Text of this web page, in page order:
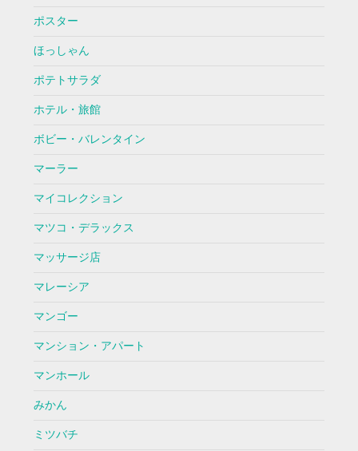
ポスター
ほっしゃん
ポテトサラダ
ホテル・旅館
ボビー・バレンタイン
マーラー
マイコレクション
マツコ・デラックス
マッサージ店
マレーシア
マンゴー
マンション・アパート
マンホール
みかん
ミツバチ